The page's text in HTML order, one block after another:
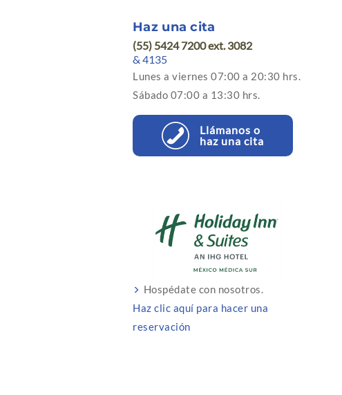
Haz una cita
(55) 5424 7200 ext. 3082
& 4135
Lunes a viernes 07:00 a 20:30 hrs.
Sábado 07:00 a 13:30 hrs.
Llámanos o
haz una cita
Hospédate con nosotros.
Haz clic aquí para hacer una
reservación